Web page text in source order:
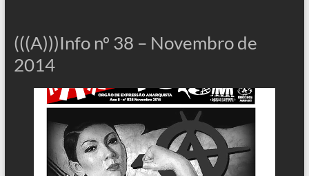
(((A)))Info nº 38 – Novembro de
2014